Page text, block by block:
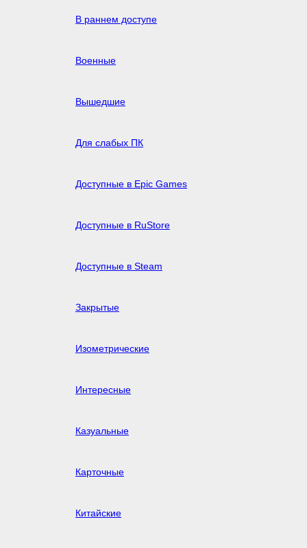
В раннем доступе
Военные
Вышедшие
Для слабых ПК
Доступные в Epic Games
Доступные в RuStore
Доступные в Steam
Закрытые
Изометрические
Интересные
Казуальные
Карточные
Китайские